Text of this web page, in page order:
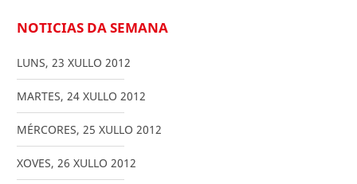
NOTICIAS DA SEMANA
LUNS, 23 XULLO 2012
MARTES, 24 XULLO 2012
MÉRCORES, 25 XULLO 2012
XOVES, 26 XULLO 2012